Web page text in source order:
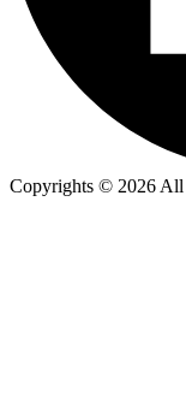
Copyrights © 2026